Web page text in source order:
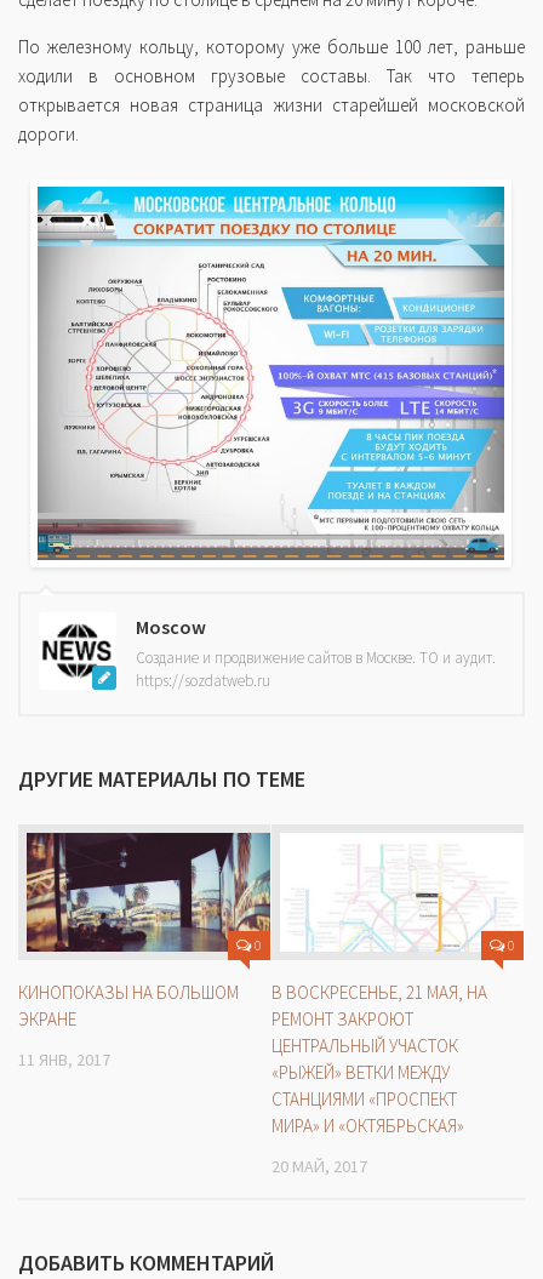
По железному кольцу, которому уже больше 100 лет, раньше
ходили в основном грузовые составы. Так что теперь
открывается новая страница жизни старейшей московской
дороги.
Moscow
Создание и продвижение сайтов в Москве. ТО и аудит.
https://sozdatweb.ru
ДРУГИЕ МАТЕРИАЛЫ ПО ТЕМЕ
0
КИНОПОКАЗЫ НА БОЛЬШОМ
ЭКРАНЕ
11 ЯНВ, 2017
0
В ВОСКРЕСЕНЬЕ, 21 МАЯ, НА
РЕМОНТ ЗАКРОЮТ
ЦЕНТРАЛЬНЫЙ УЧАСТОК
«РЫЖЕЙ» ВЕТКИ МЕЖДУ
СТАНЦИЯМИ «ПРОСПЕКТ
МИРА» И «ОКТЯБРЬСКАЯ»
20 МАЙ, 2017
ДОБАВИТЬ КОММЕНТАРИЙ